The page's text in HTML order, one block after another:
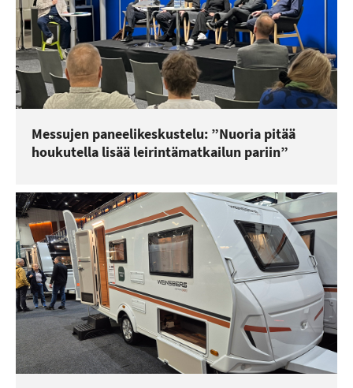
Messujen paneelikeskustelu: ”Nuoria pitää
houkutella lisää leirintämatkailun pariin”